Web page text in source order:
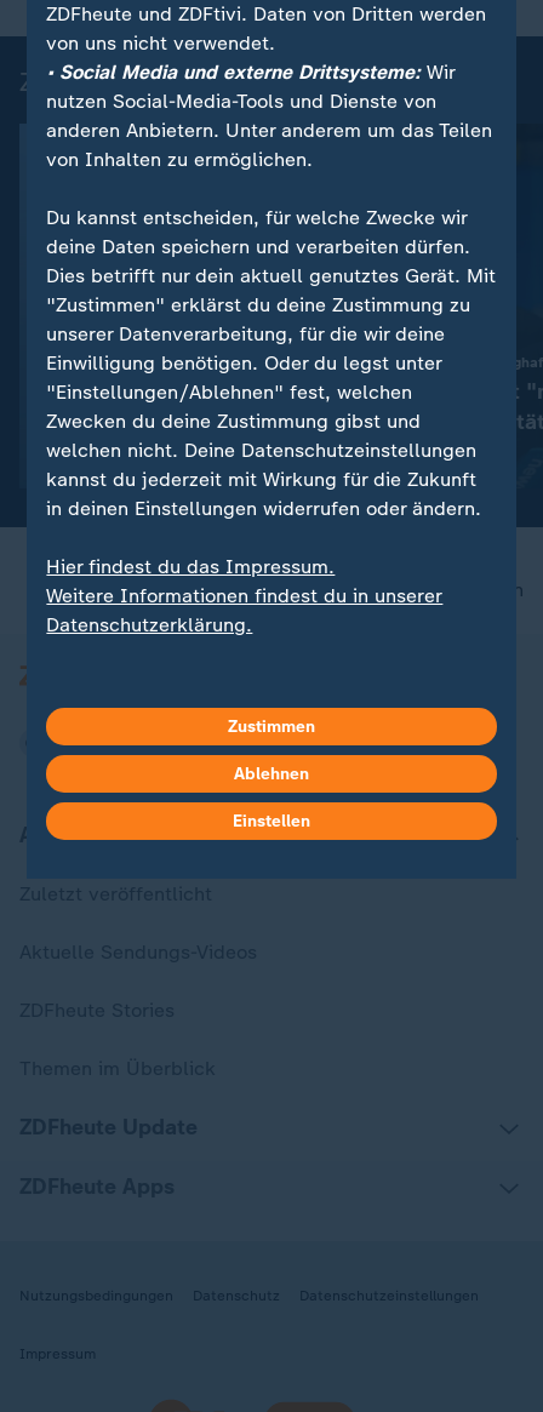
Zuletzt auf ZDFheute veröffentlicht
Machtkampf im Weltfußball:
WM-Endspiel 2030 an
Marokko versprochen? FIFA
dementiert
mit Video 0:24
Drohnenfund am
Dobrindt sieht
mit Video1:46
nach oben
Aktuell bei ZDFheute
Nutzungsbedingungen Datenschutz Datenschutzeinstellungen
Impressum
ZDFheute und ZDFtivi. Daten von Dritten werden
von uns nicht verwendet.
• Social Media und externe Drittsysteme:Wir
nutzen Social-Media-Tools und Dienste von
anderen Anbietern. Unter anderem um das Teilen
von Inhalten zu ermöglichen.
Du kannst entscheiden, für welche Zwecke wir
deine Daten speichern und verarbeiten dürfen.
Dies betrifft nur dein aktuell genutztes Gerät. Mit
"Zustimmen" erklärst du deine Zustimmung zu
unserer Datenverarbeitung, für die wir deine
Einwilligung benötigen. Oder du legst unter
"Einstellungen/Ablehnen" fest, welchen
Zwecken du deine Zustimmung gibst und
welchen nicht. Deine Datenschutzeinstellungen
kannst du jederzeit mit Wirkung für die Zukunft
in deinen Einstellungen widerrufen oder ändern.
Hier findest du das Impressum.
Weitere Informationen findest du in unserer
Datenschutzerklärung.
Zustimmen
Ablehnen
Einstellen